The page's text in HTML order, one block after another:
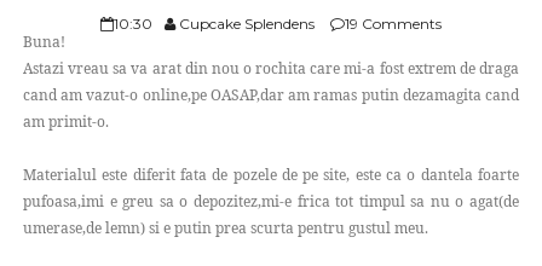
10:30 Cupcake Splendens 19 Comments
Buna!
Astazi vreau sa va arat din nou o rochita care mi-a fost extrem de draga
cand am vazut-o online,pe OASAP,dar am ramas putin dezamagita cand
am primit-o.
Materialul este diferit fata de pozele de pe site, este ca o dantela foarte
pufoasa,imi e greu sa o depozitez,mi-e frica tot timpul sa nu o agat(de
umerase,de lemn) si e putin prea scurta pentru gustul meu.